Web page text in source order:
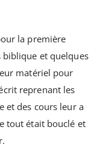
la première
biblique et quelques
matériel pour
reprenant les
et des cours leur a
tout était bouclé et